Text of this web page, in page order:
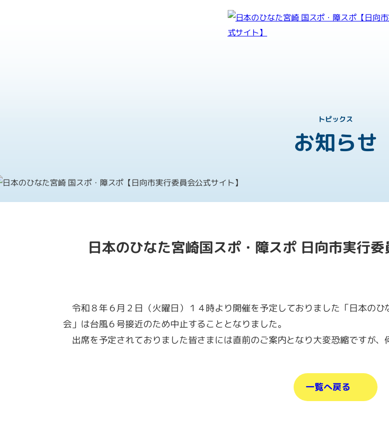
紡ぐ感動 親
第81回国民ス
第26回全国障
お知らせ
トピックス
日本のひなた宮崎国スポ・障スポ 日向市実行
令和８年６月２日（火曜日）１４時より開催を予定しておりました「日本の
会」は台風６号接近のため中止することとなりました。
出席を予定されておりました皆さまには直前のご案内となり大変恐縮ですが、
一覧へ戻る